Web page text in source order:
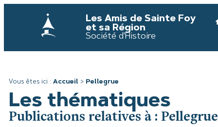
Les Amis de Sainte Foy
et sa Région
Société d'Histoire
Vous êtes ici : Accueil > Pellegrue
Les thématiques
Publications relatives à : Pellegrue